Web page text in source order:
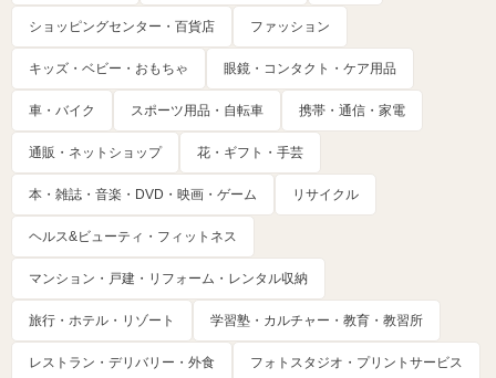
ショッピングセンター・百貨店 ファッション
キッズ・ベビー・おもちゃ 眼鏡・コンタクト・ケア用品
車・バイク スポーツ用品・自転車 携帯・通信・家電
通販・ネットショップ 花・ギフト・手芸
本・雑誌・音楽・DVD・映画・ゲーム リサイクル
ヘルス&ビューティ・フィットネス
マンション・戸建・リフォーム・レンタル収納
旅行・ホテル・リゾート 学習塾・カルチャー・教育・教習所
レストラン・デリバリー・外食 フォトスタジオ・プリントサービス